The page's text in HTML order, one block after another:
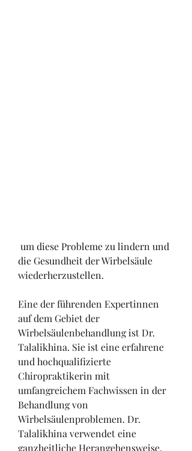
die Gesundheit der Wirbelsäule
wiederherzustellen.
Eine der führenden Expertinnen
auf dem Gebiet der
Wirbelsäulenbehandlung ist Dr.
Talalikhina. Sie ist eine erfahrene
und hochqualifizierte
Chiropraktikerin mit
umfangreichem Fachwissen in der
Behandlung von
Wirbelsäulenproblemen. Dr.
Talalikhina verwendet eine
ganzheitliche Herangehensweise,